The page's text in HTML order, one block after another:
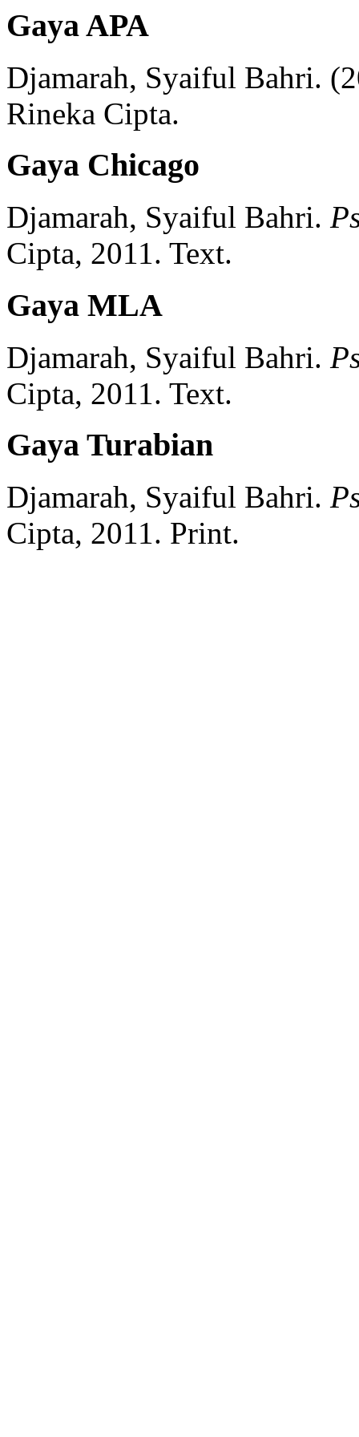
Gaya APA
Djamarah, Syaiful Bahri.
Rineka Cipta.
Gaya Chicago
Djamarah, Syaiful Bahri.
Cipta, 2011. Text.
Gaya MLA
Djamarah, Syaiful Bahri.
Cipta, 2011. Text.
Gaya Turabian
Djamarah, Syaiful Bahri.
Cipta, 2011. Print.